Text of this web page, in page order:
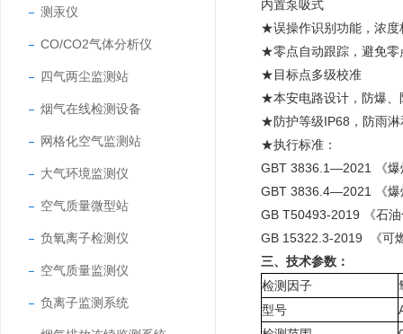
测汞仪
CO/CO2气体分析仪
四气两尘监测站
烟气在线检测设备
网格化空气监测站
大气环境监测仪
空气质量微型站
负氧离子检测仪
空气质量监测仪
负离子监测系统
内置泵吸式
★误操作识别功能，浓度
★零点自动跟踪，避免零
★目标点多级校准
★本安电路设计，防爆、
★防护等级IP68，防雨淋
★执行标准：
GBT 3836.1—2021 《爆
GBT 3836.4—2021 《爆
GB T50493-2019 《石
GB 15322.3-2019 《可
三、技术参数：
检测因子
型号